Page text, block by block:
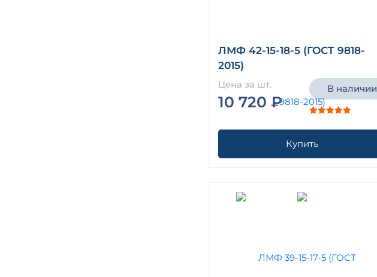
ЛМФ 42-15-18-5 (ГОСТ 9818-
2015)
Цена за шт.
10 720 ₽
В наличии
Купить